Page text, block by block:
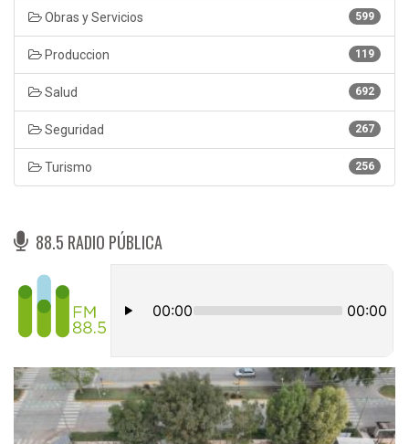
599
Obras y Servicios
119
Produccion
692
Salud
267
Seguridad
256
Turismo
88.5 RADIO PÚBLICA